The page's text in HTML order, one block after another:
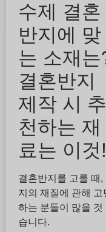
수제 결혼
반지에 맞
는 소재는
결혼반지
제작 시 추
천하는 재
료는 이것!
결혼반지를 고를 때,
지의 재질에 관해 고
하는 분들이 많을 것
습니다.